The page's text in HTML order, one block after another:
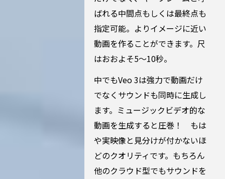
ばれる中間点もしくは最終点も
指定可能。よりイメージに近い
動画を作ることができます。尺
はおおよそ5〜10秒。
中でもVeo 3は強力で動画だけ
でなくサウンドも同時に生成し
ます。ミュージックビデオ的な
動画を生成すると圧巻！ もは
や実映像と見分けが付かないほ
どのクオリティです。もちろん
他のクラウド型でもサウンドを